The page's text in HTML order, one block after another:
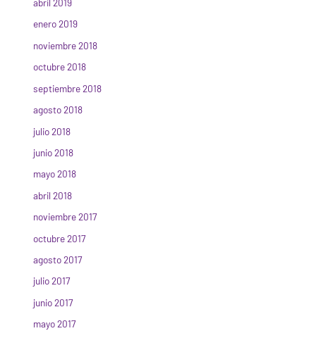
abril 2019
enero 2019
noviembre 2018
octubre 2018
septiembre 2018
agosto 2018
julio 2018
junio 2018
mayo 2018
abril 2018
noviembre 2017
octubre 2017
agosto 2017
julio 2017
junio 2017
mayo 2017